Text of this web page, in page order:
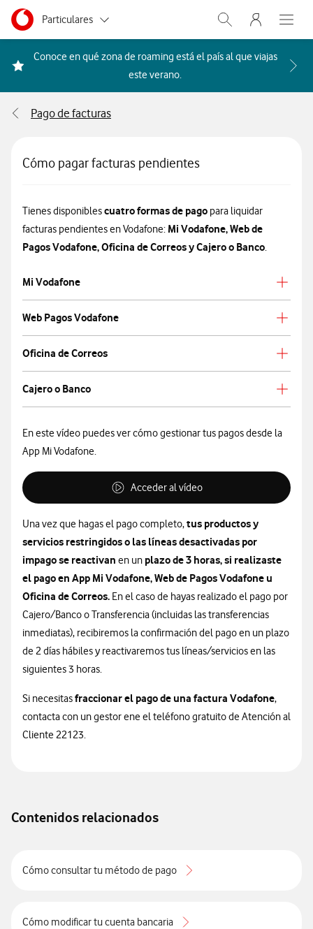
Ir a la pagina principal de vodafone.es
Menu navegación Segmento
Particulares
Autónomos
Grandes empresas
Abrir buscador.
Menu
Abre
Conoce en qué zona de roaming está el país al que viajas
este verano. Acceder a la FAQ Qué
Pago de facturas
Cómo pagar facturas pendientes
Tienes disponiblescuatro formas de pago para liquidar
facturas pendientes en Vodafone: Mi Vodafone, Web de
Pagos Vodafone, Oficina de Correos y Cajero o Banco.
Mi Vodafone
Web Pagos Vodafone
Oficina de Correos
Cajero o Banco
En este vídeo puedes ver cómo gestionar tus pagos desde la
App Mi Vodafone.
Acceder al vídeo
Una vez que hagas el pago completo,tus productos y
servicios restringidos o las líneas desactivadas por
impago se reactivan en un plazo de 3 horas, si realizaste
el pago en App Mi Vodafone, Web de Pagos Vodafone u
Oficina de Correos. En el caso de hayas realizado el pago por
Cajero/Banco o Transferencia (incluidas las transferencias
inmediatas), recibiremos la confirmación del pago en un plazo
de 2 días hábiles y reactivaremos tus líneas/servicios en las
siguientes 3 horas.
Si necesitasfraccionar el pago de una factura Vodafone,
contacta con un gestor ene el teléfono gratuito de Atención al
Cliente 22123.
Contenidos relacionados
Cómo consultar tu método de pago
Cómo modificar tu cuenta bancaria